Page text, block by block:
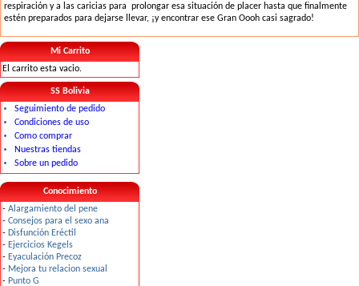
respiración y a las caricias para prolongar esa situación de placer hasta que finalmente
estén preparados para dejarse llevar, ¡y encontrar ese Gran Oooh casi sagrado!
Mi Carrito
El carrito esta vacio.
SS Bolivia
Seguimiento de pedido
Condiciones de uso
Como comprar
Nuestras tiendas
Sobre un pedido
Conocimiento
- Alargamiento del pene
- Consejos para el sexo ana
- Disfunción Eréctil
- Ejercicios Kegels
- Eyaculación Precoz
- Mejora tu relacion sexual
- Punto G